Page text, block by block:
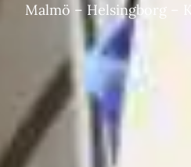
Malmö – Helsingborg